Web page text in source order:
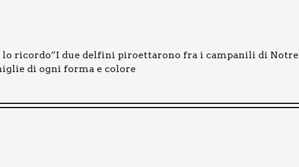
lo ricordo”I due delfini piroettarono fra i campanili di Notre
di ogni forma e colore